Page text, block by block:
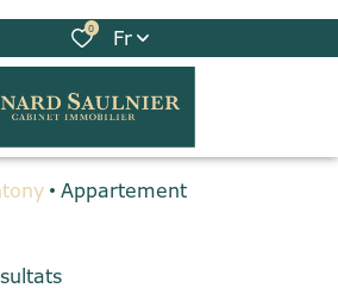
0 Fr
Appartement